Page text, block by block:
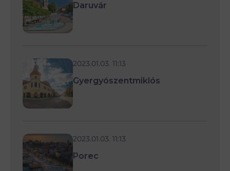
Daruvár
2023.01.03. 11:13
Gyergyószentmiklós
2023.01.03. 11:13
Porec